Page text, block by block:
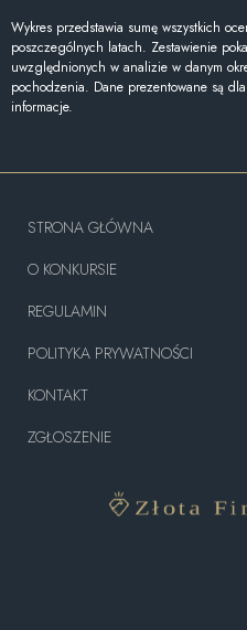
Wykres przedstawia sumę wszystkich
poszczególnych latach. Zestawienie
uwzględnionych w analizie w danym
pochodzenia. Dane prezentowane są
informacje.
STRONA GŁÓWNA
O KONKURSIE
REGULAMIN
POLITYKA PRYWATNOŚCI
KONTAKT
ZGŁOSZENIE